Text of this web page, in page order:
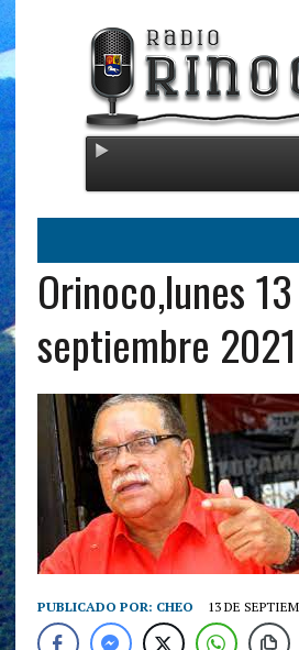
Orinoco,lunes
septiembre 2021
PUBLICADO POR: CHEO 13 DE